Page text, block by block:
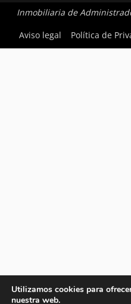
Inmobiliaria de
Aviso legal
Política de
Utilizamos cookies para
nuestra web.